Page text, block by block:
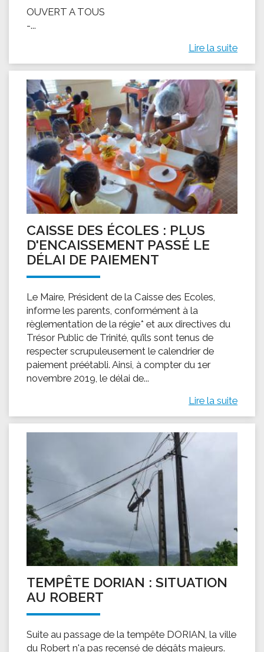
OUVERT A TOUS
-...
Lire la suite
CAISSE DES ÉCOLES : PLUS
D'ENCAISSEMENT PASSÉ LE
DÉLAI DE PAIEMENT
Le Maire, Président de la Caisse des Ecoles,
informe les parents, conformément à la
règlementation de la régie* et aux directives du
Trésor Public de Trinité, qu’ils sont tenus de
respecter scrupuleusement le calendrier de
paiement préétabli. Ainsi, à compter du 1er
novembre 2019, le délai de...
Lire la suite
TEMPÊTE DORIAN : SITUATION
AU ROBERT
Suite au passage de la tempête DORIAN, la ville
du Robert n'a pas recensé de dégâts majeurs.